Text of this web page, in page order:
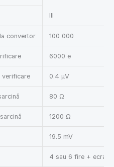
III
convertor 100 000
6000 e
verificare 0.4 µV
80 Ω
1200 Ω
19.5 mV
4 sau 6 fire + ecran